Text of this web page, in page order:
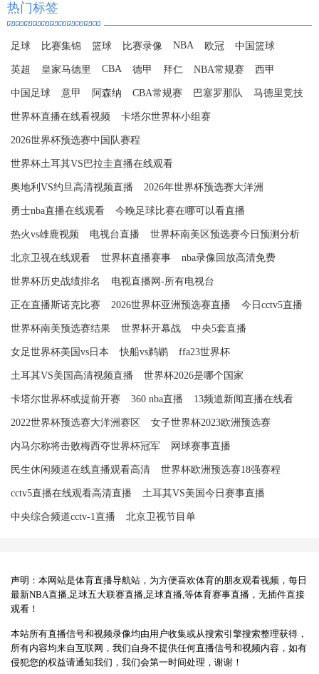
热门标签
足球 比赛集锦 篮球 比赛录像 NBA 欧冠 中国篮球
英超 皇家马德里 CBA 德甲 拜仁 NBA常规赛 西甲
中国足球 意甲 阿森纳 CBA常规赛 巴塞罗那队 马德里竞技
世界杯直播在线看视频 卡塔尔世界杯小组赛
2026世界杯预选赛中国队赛程
世界杯土耳其VS巴拉圭直播在线观看
奥地利VS约旦高清视频直播 2026年世界杯预选赛大洋洲
勇士nba直播在线观看 今晚足球比赛在哪可以看直播
热火vs雄鹿视频 电视台直播 世界杯南美区预选赛今日预测分析
北京卫视在线观看 世界杯直播赛事 nba录像回放高清免费
世界杯历史战绩排名 电视直播网-所有电视台
正在直播斯诺克比赛 2026世界杯亚洲预选赛直播 今日cctv5直播
世界杯南美预选赛结果 世界杯开幕战 中央5套直播
女足世界杯美国vs日本 快船vs鹈鹕 ffa23世界杯
土耳其VS美国高清视频直播 世界杯2026是哪个国家
卡塔尔世界杯或提前开赛 360 nba直播 13频道新闻直播在线看
2022世界杯预选赛大洋洲赛区 女子世界杯2023欧洲预选赛
内马尔称将击败梅西夺世界杯冠军 网球赛事直播
民生休闲频道在线直播观看高清 世界杯欧洲预选赛18强赛程
cctv5直播在线观看高清直播 土耳其VS美国今日赛事直播
中央综合频道cctv-1直播 北京卫视节目单
声明：本网站是体育直播导航站，为方便喜欢体育的朋友观看视频，每日
最新NBA直播,足球五大联赛直播,足球直播,等体育赛事直播，无插件直接
观看！
本站所有直播信号和视频录像均由用户收集或从搜索引擎搜索整理获得，
所有内容均来自互联网，我们自身不提供任何直播信号和视频内容，如有
侵犯您的权益请通知我们，我们会第一时间处理，谢谢！